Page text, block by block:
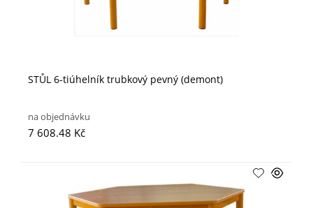
STŮL 6-tiúhelník trubkový pevný (demont)
na objednávku
7 608.48 Kč